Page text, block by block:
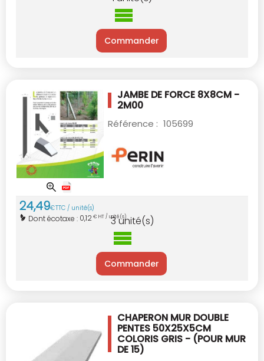
Commander
JAMBE DE FORCE 8X8CM -
2M00
Référence : 105699
24,49€TTC / unité(s)
Dont écotaxe : 0,12€ HT / unité(s)
3unité(s)
Commander
CHAPERON MUR DOUBLE
PENTES 50X25X5CM
COLORIS GRIS - (POUR MUR
DE 15)